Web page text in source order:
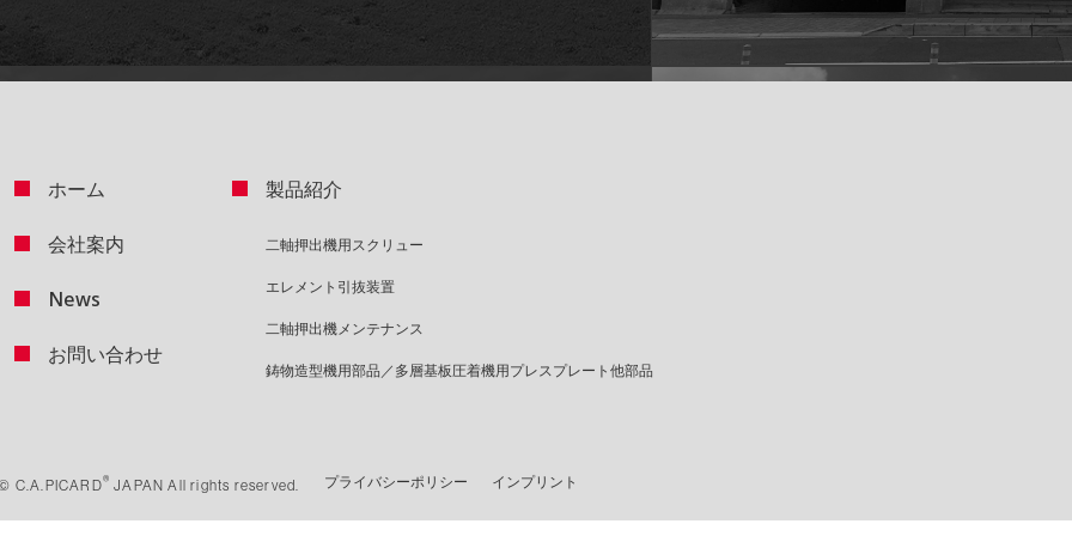
ホーム
会社案内
News
お問い合わせ
製品紹介
二軸押出機用スクリュー
エレメント引抜装置
二軸押出機メンテナンス
鋳物造型機用部品／多層基板圧着機用プレスプレート他部品
C.A.PICARD® JAPAN All rights reserved. プライバシーポリシー インプリント